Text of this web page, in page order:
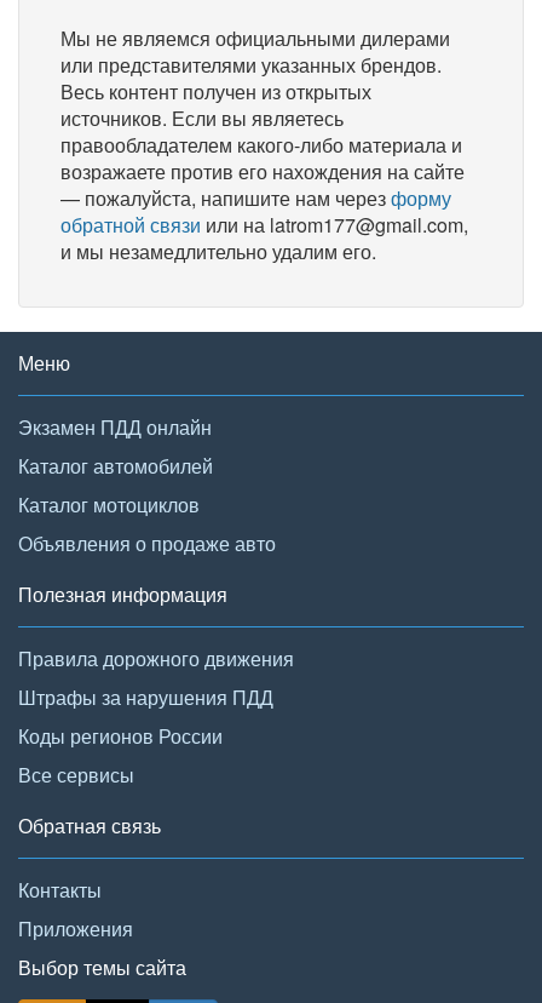
Мы не являемся официальными дилерами
или представителями указанных брендов.
Весь контент получен из открытых
источников. Если вы являетесь
правообладателем какого-либо материала и
возражаете против его нахождения на сайте
— пожалуйста, напишите нам черезформу
обратной связи или на latrom177@gmail.com,
и мы незамедлительно удалим его.
Меню
Экзамен ПДД онлайн
Каталог автомобилей
Каталог мотоциклов
Объявления о продаже авто
Полезная информация
Правила дорожного движения
Штрафы за нарушения ПДД
Коды регионов России
Все сервисы
Обратная связь
Контакты
Приложения
Выбор темы сайта